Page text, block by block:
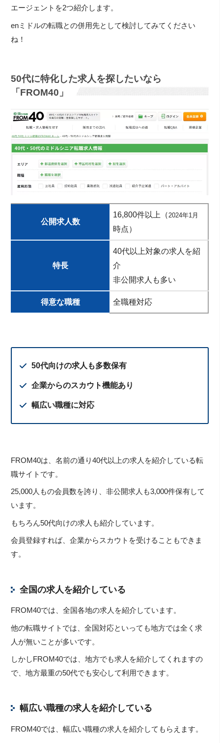
エージェントを2つ紹介します。
enミドルの転職との併用先として検討してみてください
ね！
50代に特化した求人を探したいなら
「FROM40」
公開求人数
16,800件以上（2024年1月
時点）
特長
40代以上対象の求人を紹
介
非公開求人も多い
得意な職種 全職種対応
50代向けの求人も多数保有
企業からのスカウト機能あり
幅広い職種に対応
FROM40は、名前の通り40代以上の求人を紹介している転
職サイトです。
25,000人もの会員数を誇り、非公開求人も3,000件保有して
います。
もちろん50代向けの求人も紹介しています。
会員登録すれば、企業からスカウトを受けることもできま
す。
全国の求人を紹介している
FROM40では、全国各地の求人を紹介しています。
他の転職サイトでは、全国対応といっても地方では全く求
人が無いことが多いです。
しかしFROM40では、地方でも求人を紹介してくれますの
で、地方最重の50代でも安心して利用できます。
幅広い職種の求人を紹介している
FROM40では、幅広い職種の求人を紹介してもらえます。